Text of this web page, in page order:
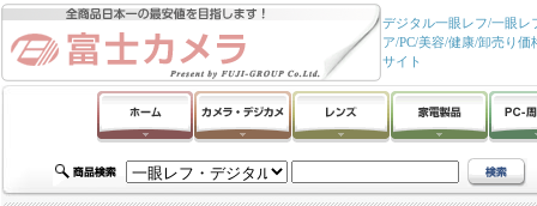
デジタル一眼レフ/一眼レ
ア/PC/美容/健康/卸売り
サイト